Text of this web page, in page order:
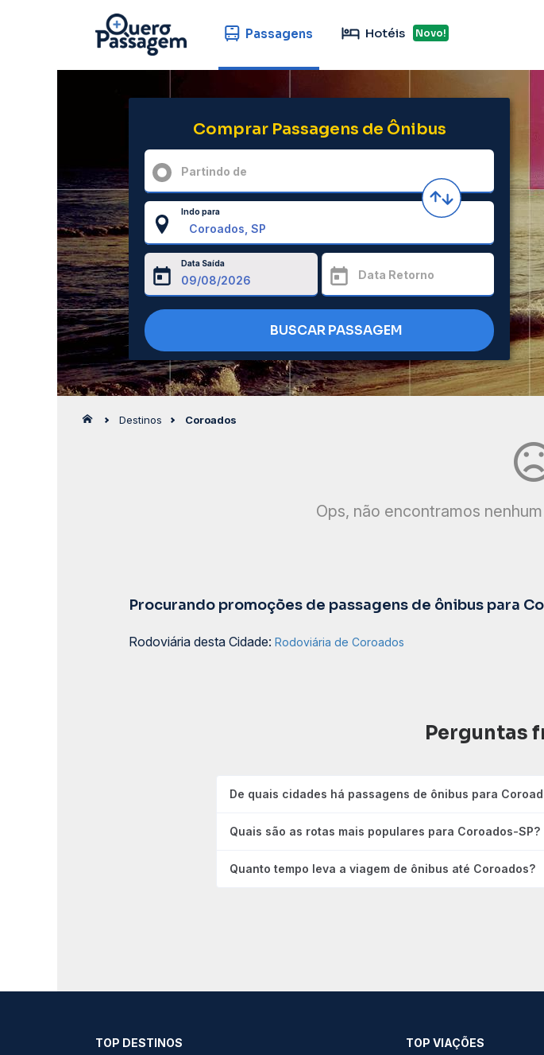
Passagens Hotéis Novo!
Comprar Passagens de Ônibus
Partindo de
Indo para
Data Saída
Data Retorno
BUSCAR PASSAGEM
Destinos Coroados
Ops, não encontramos
Procurando promoções de passagens de ônibus para
Rodoviária desta Cidade: Rodoviária de Coroados
Perguntas
De quais cidades há passagens de ônibus para
Quais são as rotas mais populares para Coroados-SP?
Quanto tempo leva a viagem de ônibus até Coroados?
TOP DESTINOS TOP VIAÇÕES